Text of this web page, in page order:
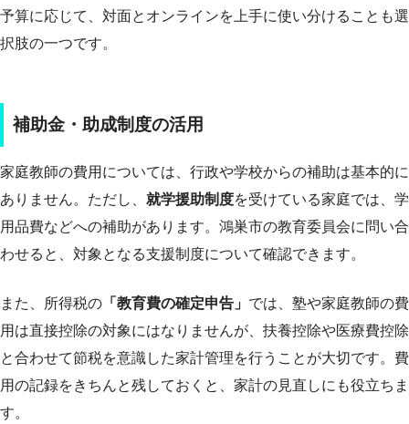
予算に応じて、対面とオンラインを上手に使い分けることも選
択肢の一つです。
補助金・助成制度の活用
家庭教師の費用については、行政や学校からの補助は基本的に
ありません。ただし、 就学援助制度を受けている家庭では、学
用品費などへの補助があります。鴻巣市の教育委員会に問い合
わせると、対象となる支援制度について確認できます。
また、所得税の 「教育費の確定申告」 では、塾や家庭教師の費
用は直接控除の対象にはなりませんが、扶養控除や医療費控除
と合わせて節税を意識した家計管理を行うことが大切です。費
用の記録をきちんと残しておくと、家計の見直しにも役立ちま
す。